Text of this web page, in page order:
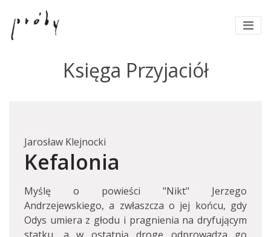
Księga Przyjaciół
Jarosław Klejnocki
Kefalonia
Myślę o powieści "Nikt" Jerzego
Andrzejewskiego, a zwłaszcza o jej końcu, gdy
Odys umiera z głodu i pragnienia na dryfującym